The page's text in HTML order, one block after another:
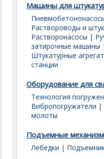
Машины для
Раствороводы и
Растворонасосы |
затирочные машины |
Штукатурные
станции
Оборудование для
Технология
Вибропогружатели |
молоты
Подъемные
Лебедки |